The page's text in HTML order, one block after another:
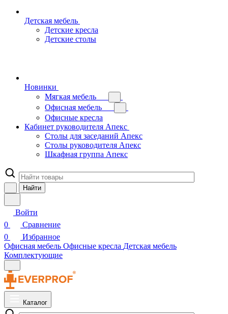
Детская мебель
Детские кресла
Детские столы
Новинки
Мягкая мебель
Офисная мебель
Офисные кресла
Кабинет руководителя Апекс
Столы для заседаний Апекс
Столы руководителя Апекс
Шкафная группа Апекс
Найти
Войти
0
Сравнение
0
Избранное
Офисная мебель Офисные кресла Детская мебель
Комплектующие
Каталог